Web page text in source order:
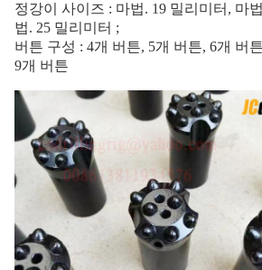
정강이 사이즈 : 마법. 19 밀리미터, 마
법. 25 밀리미터 ;
버튼 구성 : 4개 버튼, 5개 버튼, 6개 버
9개 버튼